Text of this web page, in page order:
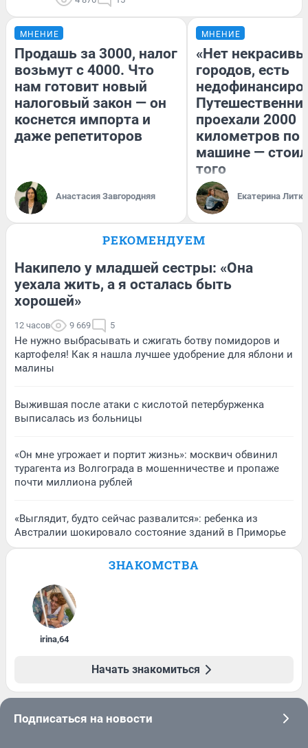
МНЕНИЕ
Продашь за 3000, налог
возьмут с 4000. Что
нам готовит новый
налоговый закон — он
коснется импорта и
даже репетиторов
Анастасия Завгородняя
МНЕНИЕ
«Нет
городов, есть
проехали 2000
километров по
машине —
того
Екатерина
РЕКОМЕНДУЕМ
Накипело у младшей сестры: «Она
уехала жить, а я осталась быть
хорошей»
12 часов 9 669 5
Не нужно выбрасывать и сжигать ботву помидоров и
картофеля! Как я нашла лучшее удобрение для яблони и
малины
Выжившая после атаки с кислотой петербурженка
выписалась из больницы
«Он мне угрожает и портит жизнь»: москвич обвинил
турагента из Волгограда в мошенничестве и пропаже
почти миллиона рублей
«Выглядит, будто сейчас развалится»: ребенка из
Австралии шокировало состояние зданий в Приморье
ЗНАКОМСТВА
irina,64
Начать знакомиться
Подписаться на новости